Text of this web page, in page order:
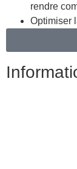
rendre
Optimiser